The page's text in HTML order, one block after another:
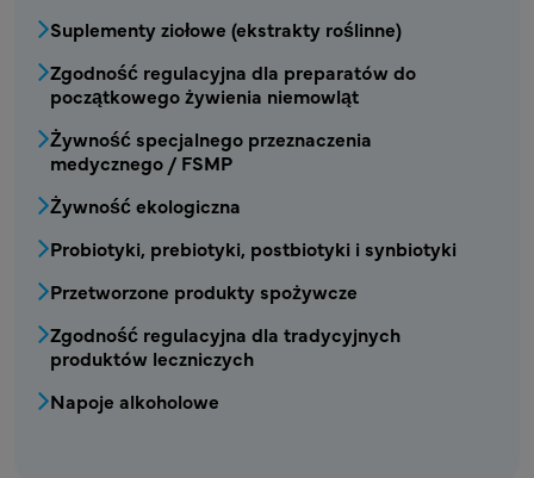
Suplementy ziołowe (ekstrakty roślinne)
Zgodność regulacyjna dla preparatów do
początkowego żywienia niemowląt
Żywność specjalnego przeznaczenia
medycznego / FSMP
Żywność ekologiczna
Probiotyki, prebiotyki, postbiotyki i synbiotyki
Przetworzone produkty spożywcze
Zgodność regulacyjna dla tradycyjnych
produktów leczniczych
Napoje alkoholowe